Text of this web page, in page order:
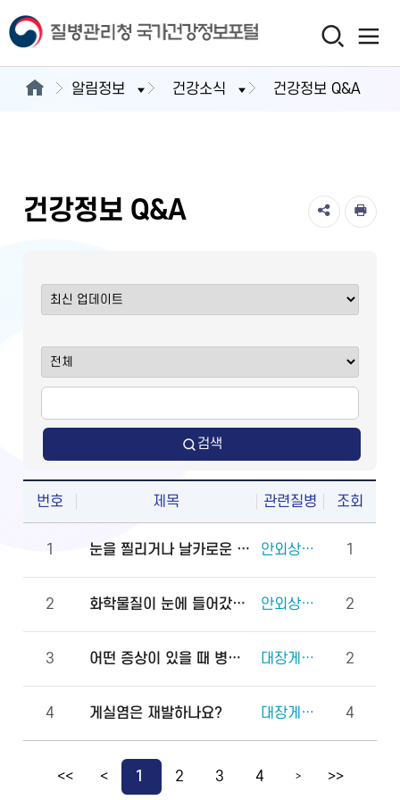
알림정보 건강소식 건강정보 Q&A
건강정보 Q&A
검색
번호 제목 관련질병 조회
1 눈을 찔리거나 날카로운 물체에 다쳤을 때 물로 씻어도 되나요? 안외상(천공 외상) 1
2 화학물질이 눈에 들어갔을 때 안과에 먼저 가야 하나요, 물로 먼저 씻어야 하나요? 안외상(각막화상) 2
3 어떤 증상이 있을 때 병원에 바로 가야 하나요? 대장게실증 2
4 게실염은 재발하나요? 대장게실증 4
<< < 1 2 3 4 > >>